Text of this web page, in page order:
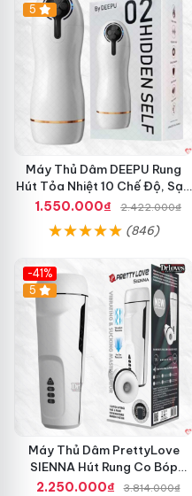
Hot
5
Máy Thủ Dâm DEEPU Rung
Hút Tỏa Nhiệt 10 Chế Độ, Sạc
Pin
1.550.000₫ 2.422.000₫
(846)
-41%
Hot
5
Máy Thủ Dâm PrettyLove
SIENNA Hút Rung Co Bóp
Mạnh Mẽ Nam
2.250.000₫ 3.814.000₫